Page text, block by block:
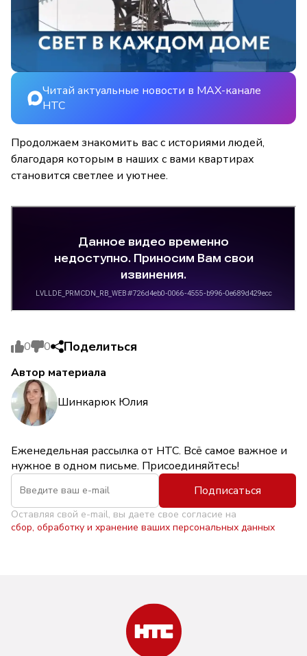
Читай актуальные новости в MAX-канале
НТС
Продолжаем знакомить вас с историями людей,
благодаря которым в наших с вами квартирах
становится светлее и уютнее.
0 0 Поделиться
Автор материала
Шинкарюк Юлия
Еженедельная рассылка от НТС. Всё самое важное и
нужное в одном письме. Присоединяйтесь!
Подписаться
Оставляя свой e-mail, вы даете свое согласие на
сбор, обработку и хранение ваших персональных данных